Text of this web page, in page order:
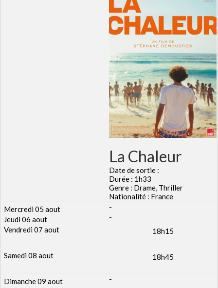
La Chaleur
Date de sortie :
Durée : 1h33
Genre : Drame, Thriller
Nationalité : France
-
-
18h15
18h45
-